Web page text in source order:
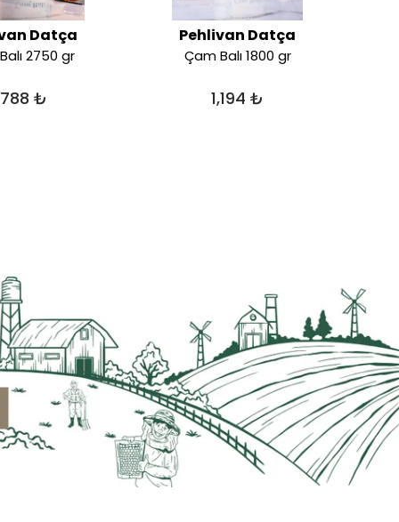
Datça
2750 gr
₺
Pehlivan Datça
Çam Balı 1800 gr
1,194 ₺